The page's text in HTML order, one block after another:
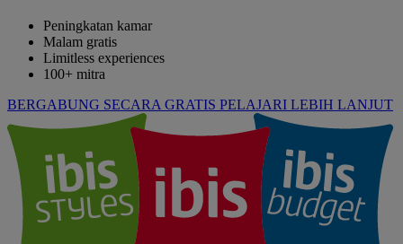
Peningkatan kamar
Malam gratis
Limitless experiences
100+ mitra
BERGABUNG SECARA GRATIS PELAJARI LEBIH LANJUT